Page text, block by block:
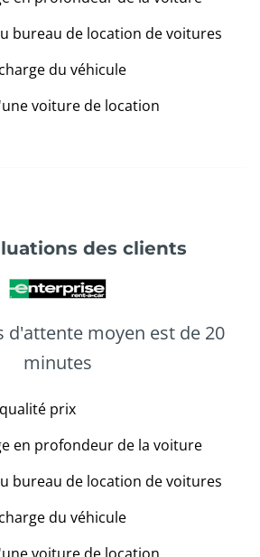
bureau de location de voitures
du véhicule
voiture de location
des clients
d'attente moyen est de 20
minutes
prix
en profondeur de la voiture
bureau de location de voitures
du véhicule